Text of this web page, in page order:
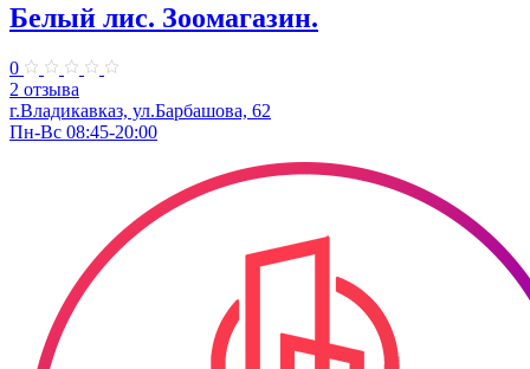
Белый лис. Зоомагазин.
0
2 отзыва
г.Владикавказ, ​ул.Барбашова, 62
Пн-Вс 08:45-20:00